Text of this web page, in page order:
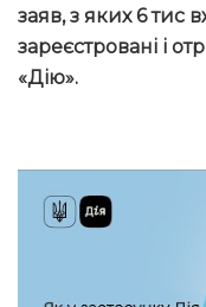
заяв, з яких 6 тис
зареєстровані і
«Дію».